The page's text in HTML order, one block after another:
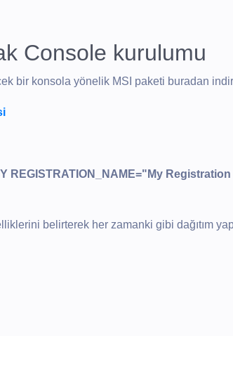
Console kurulumu
bir konsola yönelik MSI paketi buradan
REGISTRATION_NAME="My
belirterek her zamanki gibi dağıtım